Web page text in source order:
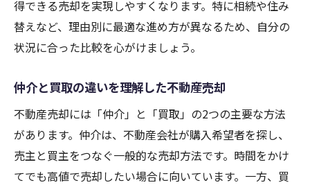
得できる売却を実現しやすくなります。特に相続や住み
替えなど、理由別に最適な進め方が異なるため、自分の
状況に合った比較を心がけましょう。
仲介と買取の違いを理解した不動産売却
不動産売却には「仲介」と「買取」の2つの主要な方法
があります。仲介は、不動産会社が購入希望者を探し、
売主と買主をつなぐ一般的な売却方法です。時間をかけ
てでも高値で売却したい場合に向いています。一方、買